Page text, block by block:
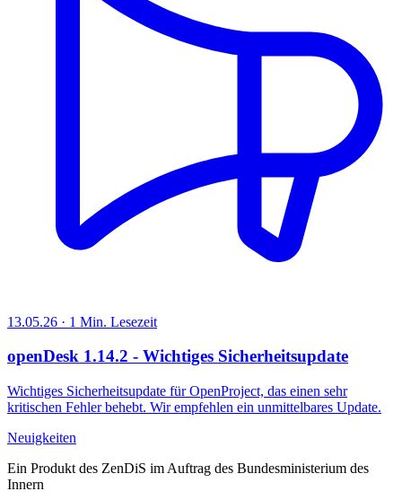
13.05.26 · 1 Min. Lesezeit
openDesk 1.14.2 - Wichtiges Sicherheitsupdate
Wichtiges Sicherheitsupdate für OpenProject, das einen sehr
kritischen Fehler behebt. Wir empfehlen ein unmittelbares Update.
Neuigkeiten
Ein Produkt des ZenDiS im Auftrag des Bundesministerium des
Innern